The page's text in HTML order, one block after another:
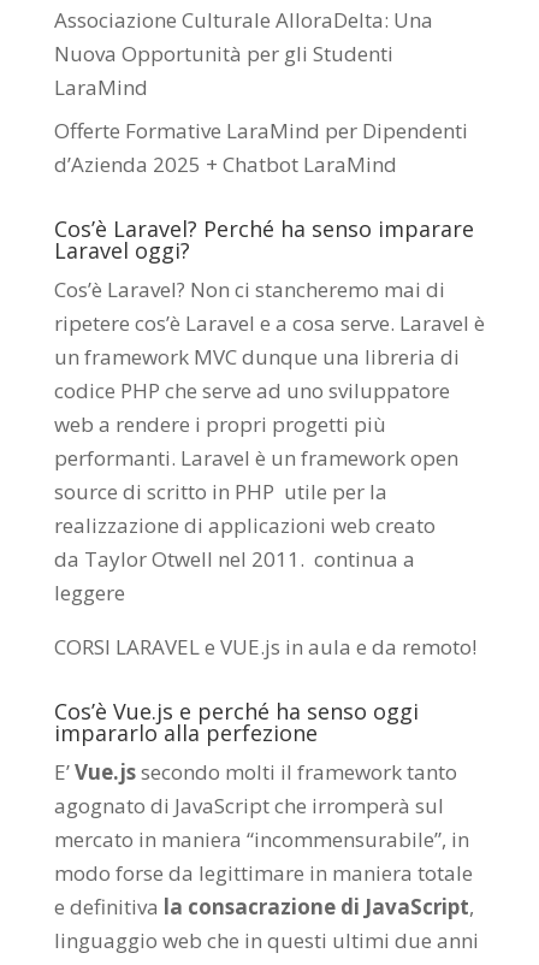
Associazione Culturale AlloraDelta: Una
Nuova Opportunità per gli Studenti
LaraMind
Offerte Formative LaraMind per Dipendenti
d’Azienda 2025 + Chatbot LaraMind
Cos’è Laravel? Perché ha senso imparare
Laravel oggi?
Cos’è Laravel? Non ci stancheremo mai di
ripetere cos’è Laravel e a cosa serve. Laravel è
un framework MVC dunque una libreria di
codice PHP che serve ad uno sviluppatore
web a rendere i propri progetti più
performanti. Laravel è un framework open
source di scritto in PHP utile per la
realizzazione di applicazioni web creato
da Taylor Otwell nel 2011. continua a
leggere
CORSI LARAVEL e VUE.js in aula e da remoto!
Cos’è Vue.js e perché ha senso oggi
impararlo alla perfezione
E’Vue.jssecondo molti il framework tanto
agognato di JavaScript che irromperà sul
mercato in maniera “incommensurabile”, in
modo forse da legittimare in maniera totale
e definitiva la consacrazione di JavaScript,
linguaggio web che in questi ultimi due anni